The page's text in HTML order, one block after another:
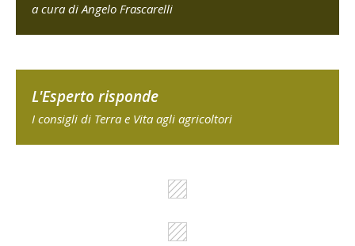
a cura di Angelo Frascarelli
L'Esperto risponde
I consigli di Terra e Vita agli agricoltori